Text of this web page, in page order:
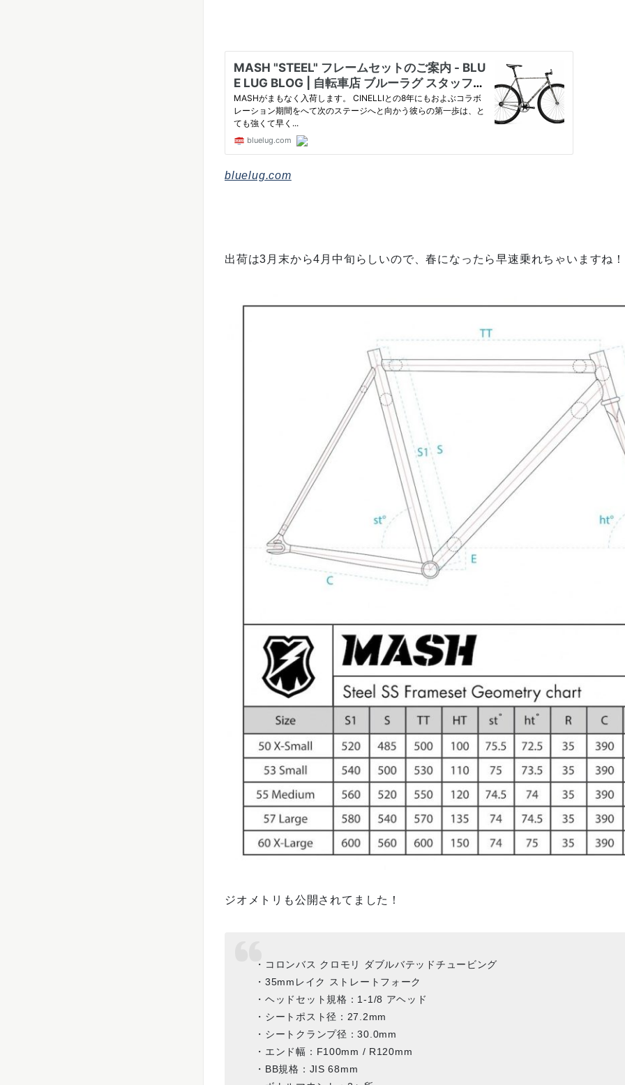
bluelug.com
出荷は3月末から4月中旬らしいので、春になったら早速乗れちゃいますね！
ジオメトリも公開されてました！
・コロンバス クロモリ ダブルバテッドチュービング
・35mmレイク ストレートフォーク
・ヘッドセット規格：1-1/8 アヘッド
・シートポスト径：27.2mm
・シートクランプ径：30.0mm
・エンド幅：F100mm / R120mm
・BB規格：JIS 68mm